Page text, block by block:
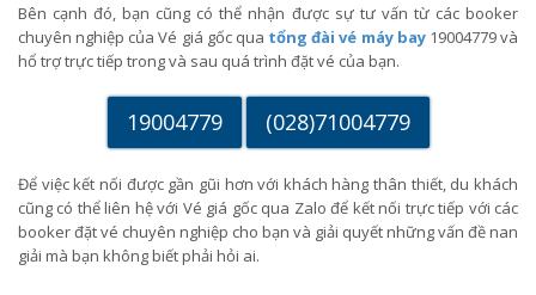
Bên cạnh đó, bạn cũng có thể nhận được sự tư vấn từ các booker
chuyên nghiệp của Vé giá gốc qua tổng đài vé máy bay19004779 và
hổ trợ trực tiếp trong và sau quá trình đặt vé của bạn.
19004779 (028)71004779
Để việc kết nối được gần gũi hơn với khách hàng thân thiết, du khách
cũng có thể liên hệ với Vé giá gốc qua Zalo để kết nối trực tiếp với các
booker đặt vé chuyên nghiệp cho bạn và giải quyết những vấn đề nan
giải mà bạn không biết phải hỏi ai.